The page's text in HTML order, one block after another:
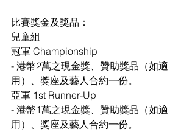
比賽獎金及獎品：
兒童組
冠軍 Championship
- 港幣2萬之現金獎、贊助獎品（如適
用）、獎座及藝人合約一份。
亞軍 1st Runner-Up
- 港幣1萬之現金獎、贊助獎品（如適
用）、獎座及藝人合約一份。